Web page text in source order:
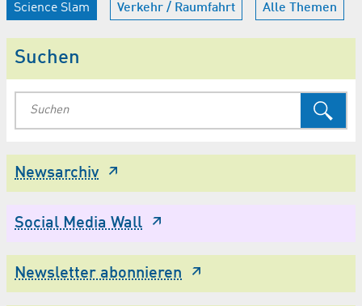
Science Slam Verkehr / Raumfahrt Alle Themen
Suchen
Newsarchiv
Social Media Wall
Newsletter abonnieren